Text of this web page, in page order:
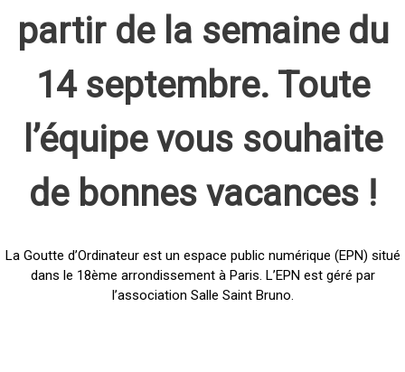
partir de la semaine du
14 septembre. Toute
l’équipe vous souhaite
de bonnes vacances !
La Goutte d’Ordinateur est un espace public numérique (EPN) situé
dans le 18ème arrondissement à Paris. L’EPN est géré par
l’association Salle Saint Bruno.